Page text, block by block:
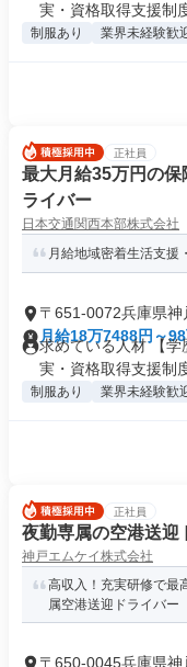
実・資格取得支援制
制服あり 業界未経験歓
正社員
最大月給35万円の
ライバー
日本交通関西本部株式会社
月給地域密着生活支援
〒651-0072兵庫県
月給18万7488円～
求めている人材 【
実・資格取得支援制
制服あり 業界未経験歓
正社員
夜勤専属の空港送迎
神戸エムケイ株式会社
高収入！充実研修で最
属空港送迎ドライバー
〒650-0045兵庫県神